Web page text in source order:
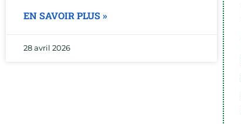
EN SAVOIR PLUS »
28 avril 2026